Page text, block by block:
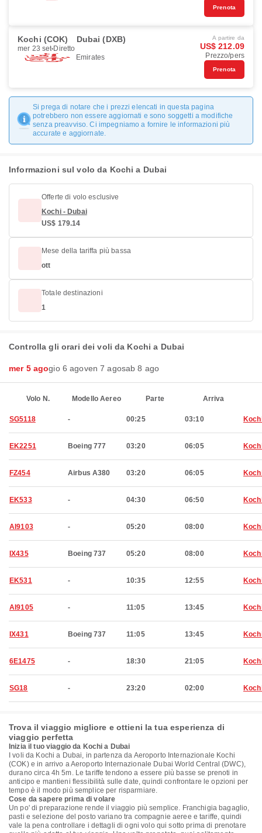
Prenota
Kochi (COK) Dubai (DXB)
mer 23 set Diretto
Emirates
A partire da
US$ 212.09
Prezzo/pers
Prenota
Si prega di notare che i prezzi elencati in questa pagina
potrebbero non essere aggiornati e sono soggetti a modifiche
senza preavviso. Ci impegniamo a fornire le informazioni più
accurate e aggiornate.
Informazioni sul volo da Kochi a Dubai
Offerte di volo esclusive
Kochi - Dubai
US$ 179.14
Mese della tariffa più bassa
ott
Totale destinazioni
1
Controlla gli orari dei voli da Kochi a Dubai
mer 5 agogio 6 agoven 7 agosab 8 ago
Volo N. Modello Aereo Parte Arriva
SG5118 - 00:25 03:10
EK2251 Boeing 777 03:20 06:05
FZ454 Airbus A380 03:20 06:05
EK533 - 04:30 06:50
AI9103 - 05:20 08:00
IX435 Boeing 737 05:20 08:00
EK531 - 10:35 12:55
AI9105 - 11:05 13:45
IX431 Boeing 737 11:05 13:45
6E1475 - 18:30 21:05
SG18 - 23:20 02:00
Trova il viaggio migliore e ottieni la tua esperienza di
viaggio perfetta
Inizia il tuo viaggio da Kochi a Dubai
I voli da Kochi a Dubai, in partenza da Aeroporto Internazionale Kochi
(COK) e in arrivo a Aeroporto Internazionale Dubai World Central (DWC),
durano circa 4h 5m. Le tariffe tendono a essere più basse se prenoti in
anticipo e mantieni flessibilità sulle date, quindi confrontare le opzioni per
tempo è il modo più semplice per risparmiare.
Cose da sapere prima di volare
Un po' di preparazione rende il viaggio più semplice. Franchigia bagaglio,
pasti e selezione del posto variano tra compagnie aeree e tariffe, quindi
vale la pena controllare i dettagli di ogni volo qui sotto prima di prenotare